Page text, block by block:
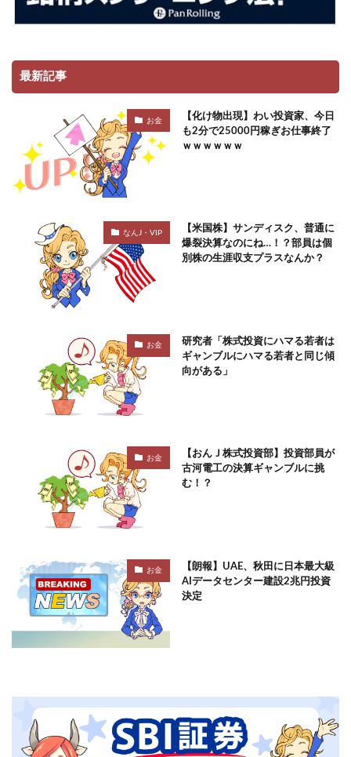
最新記事
お金
【化け物出現】わい投資家、今日
も2分で25000円稼ぎお仕事終了
ｗｗｗｗｗｗ
なんJ・VIP
【米国株】サンディスク、普通に
爆裂決算なのにね…！？部員は個
別株の生涯収支プラスなんか？
お金
研究者「株式投資にハマる若者は
ギャンブルにハマる若者と同じ傾
向がある」
お金
【おんＪ株式投資部】投資部員が
古河電工の決算ギャンブルに挑
む！？
お金
【朗報】UAE、秋田に日本最大級
AIデータセンター建設2兆円投資
決定